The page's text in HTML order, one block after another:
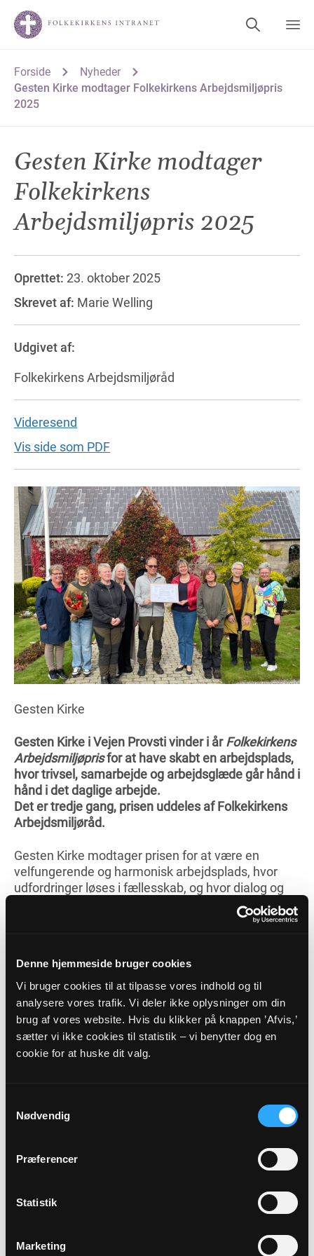
Denne hjemmeside bruger cookies
Vi bruger cookies til at tilpasse vores indhold og til
analysere vores trafik. Vi deler ikke oplysninger om din
brug af vores website. Hvis du klikker på knappen ’Afvis,’
sætter vi ikke cookies til statistik – vi benytter dog en
cookie for at huske dit valg.
Nødvendig
Præferencer
Statistik
Marketing
Forside
Nyheder
Gesten Kirke modtager Folkekirkens Arbejdsmiljøpris
2025
Gesten Kirke modtager
Folkekirkens
Arbejdsmiljøpris 2025
Gesten Kirke
Gesten Kirke i Vejen Provsti vinder i årFolkekirkens
Arbejdsmiljøprisfor at have skabt en arbejdsplads,
hvor trivsel, samarbejde og arbejdsglæde går hånd i
hånd i det daglige arbejde.
Det er tredje gang, prisen uddeles af Folkekirkens
Arbejdsmiljøråd.
Gesten Kirke modtager prisen for at være en
velfungerende og harmonisk arbejdsplads, hvor
udfordringer løses i fællesskab, og hvor dialog og
respekt er en naturlig del af kulturen. Her er der en
tydelig bevidsthed om, at trivsel og samarbejde er
Samarbejde, tillid og arbejdsglæde i centrum
Den gode stemning og evnen til at støtte hinanden
gør, at alle føler sig hørt og værdsat. Arbejdsglæden
spiller en central rolle i hverdagen og bliver aktivt
værnet om gennem imødekommenhed, gensidig
men opmuntret, hvilket skaber et dynamisk og
Prisen blev overrakt onsdag den 22. oktober.
Ulstrup fra Danmarks Kordegneforening, stod for
Oprettet: 23. oktober 2025
Skrevet af: Marie Welling
Udgivet af:
Folkekirkens Arbejdsmiljøråd
Videresend
Vis side som PDF